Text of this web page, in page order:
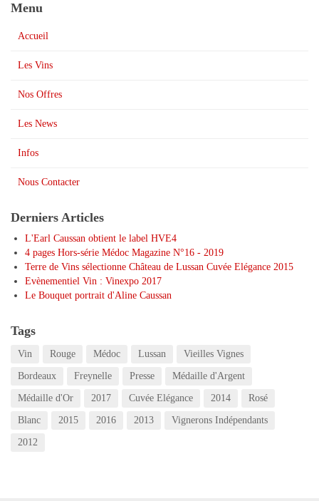
Menu
Accueil
Les Vins
Nos Offres
Les News
Infos
Nous Contacter
Derniers Articles
L'Earl Caussan obtient le label HVE4
4 pages Hors-série Médoc Magazine N°16 - 2019
Terre de Vins sélectionne Château de Lussan Cuvée Elégance 2015
Evènementiel Vin : Vinexpo 2017
Le Bouquet portrait d'Aline Caussan
Tags
Vin Rouge Médoc Lussan Vieilles Vignes
Bordeaux Freynelle Presse Médaille d'Argent
Médaille d'Or 2017 Cuvée Elégance 2014 Rosé
Blanc 2015 2016 2013 Vignerons Indépendants
2012